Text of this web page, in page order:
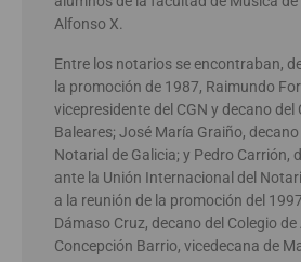
Alfonso X.
Entre los notarios se encontraban,
la promoción de 1987, Raimundo
vicepresidente del CGN y decano
Baleares; José María Graiño, decano
Notarial de Galicia; y Pedro Carrión,
ante la Unión Internacional del
a la reunión de la promoción del
Dámaso Cruz, decano del Colegio de
Concepción Barrio, vicedecana de